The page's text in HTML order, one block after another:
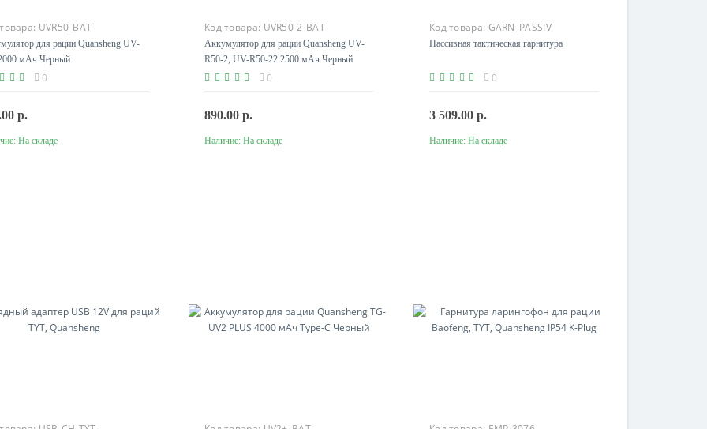
UVR50_BAT
для рации Quansheng UV-
мАч Черный
0
р.
В корзину
На складе
Код товара: UVR50-2-BAT
Аккумулятор для рации Quansheng UV-
R50-2, UV-R50-22 2500 мАч Черный
0
890.00 р.
В корзину
Наличие: На складе
Код товара: GARN_PASSIV
Пассивная тактическая гарнитура
0
3 509.00 р.
В корзину
Наличие: На складе